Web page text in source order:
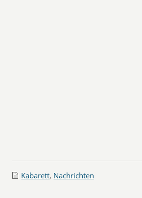
Kabarett, Nachrichten